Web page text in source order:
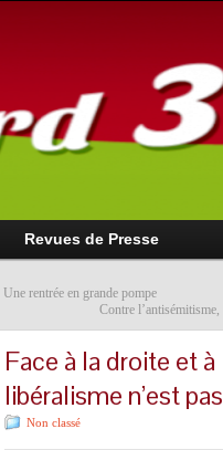
Revues de Presse
Une rentrée en grande pompe
Contre
Face à la droite et
libéralisme n’est
Non classé